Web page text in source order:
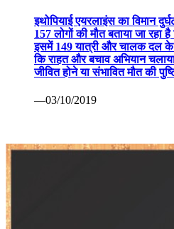
इथोपियाई एयरलाइंस का विमान
157 लोगों की मौत बताया जा रहा
इसमें 149 यात्री और चालक दल
कि राहत और बचाव अभियान
जीवित होने या संभावित मौत की
—03/10/2019